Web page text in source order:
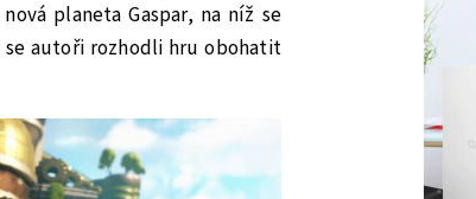
planeta Gaspar, na níž se
autoři rozhodli hru obohatit